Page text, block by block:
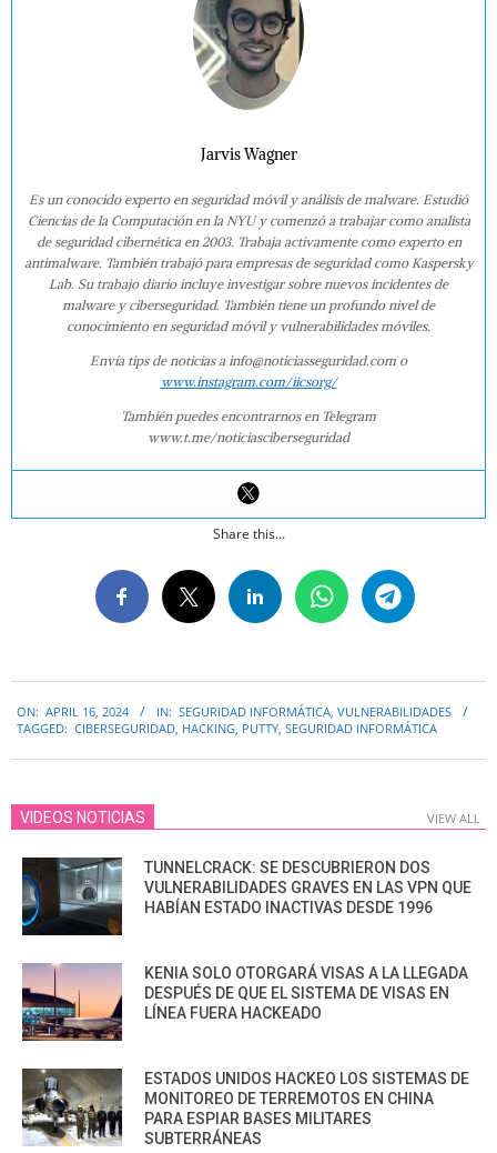
Jarvis Wagner
Es un conocido experto en seguridad móvil y análisis de malware. Estudió
Ciencias de la Computación en la NYU y comenzó a trabajar como analista
de seguridad cibernética en 2003. Trabaja activamente como experto en
antimalware. También trabajó para empresas de seguridad como Kaspersky
Lab. Su trabajo diario incluye investigar sobre nuevos incidentes de
malware y ciberseguridad. También tiene un profundo nivel de
conocimiento en seguridad móvil y vulnerabilidades móviles.
Envía tips de noticias a info@noticiasseguridad.com o
www.instagram.com/iicsorg/
También puedes encontrarnos en Telegram
www.t.me/noticiasciberseguridad
Share this...
04-
ON: APRIL 16, 2024 IN: SEGURIDAD INFORMÁTICA, VULNERABILIDADES
TAGGED: CIBERSEGURIDAD, HACKING, PUTTY, SEGURIDAD INFORMÁTICA
VIDEOS NOTICIAS VIEW ALL
TUNNELCRACK: SE DESCUBRIERON DOS
VULNERABILIDADES GRAVES EN LAS VPN QUE
HABÍAN ESTADO INACTIVAS DESDE 1996
KENIA SOLO OTORGARÁ VISAS A LA LLEGADA
DESPUÉS DE QUE EL SISTEMA DE VISAS EN
LÍNEA FUERA HACKEADO
ESTADOS UNIDOS HACKEO LOS SISTEMAS DE
MONITOREO DE TERREMOTOS EN CHINA
PARA ESPIAR BASES MILITARES
SUBTERRÁNEAS